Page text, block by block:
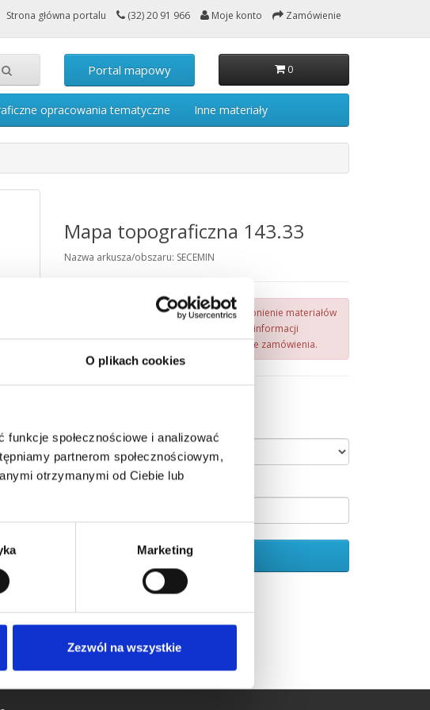
O plikach cookies
społecznościowe i analizować
partnerom społecznościowym,
otrzymanymi od Ciebie lub
Marketing
Zezwól na wszystkie
Strona główna portalu (32) 20 91 966 Moje konto Zamówienie
Portal mapowy 0
opracowania tematyczne Inne materiały
Mapa topograficzna 143.33
Nazwa arkusza/obszaru: SECEMIN
Ostateczna wysokość opłaty za udostępnienie materiałów
zasobu zostanie podana na podstawie informacji
podanych we wniosku na dalszym etapie zamówienia.
Ilość
Dodaj do koszyka